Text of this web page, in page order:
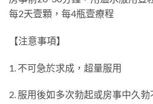
每2天壹顆，每4瓶壹療程
【注意事項】
1. 不可急於求成，超量服用
2. 服用後如多次勃起或房事中久